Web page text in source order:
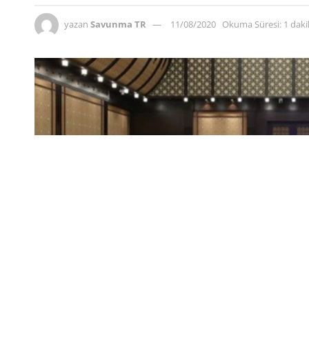
yazan Savunma TR 11/08/2020 Okuma Süresi: 1